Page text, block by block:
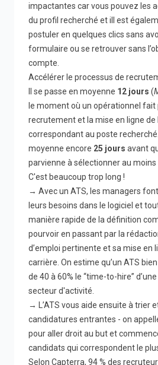
impactantes car vous pouvez les
du profil recherché et ill est
postuler en quelques clics sans
formulaire ou se retrouver sans
compte.
Accélérer le processus de
Il se passe en moyenne 12 jours (
le moment où un opérationnel fait
recrutement et la mise en ligne de
correspondant au poste
moyenne encore 25 jours avant
parvienne à sélectionner au moins
C'est beaucoup trop long !
→ Avec un ATS, les managers
leurs besoins dans le logiciel et
manière rapide de la définition
pourvoir en passant par la
d’emploi pertinente et sa mise en
carrière. On estime qu’un ATS
de 40 à 60% le “time-to-hire”
secteur d'activité.
→ L’ATS vous aide ensuite à trier
candidatures entrantes - on
pour aller droit au but et
candidats qui correspondent le
Selon Capterra, 94 % des